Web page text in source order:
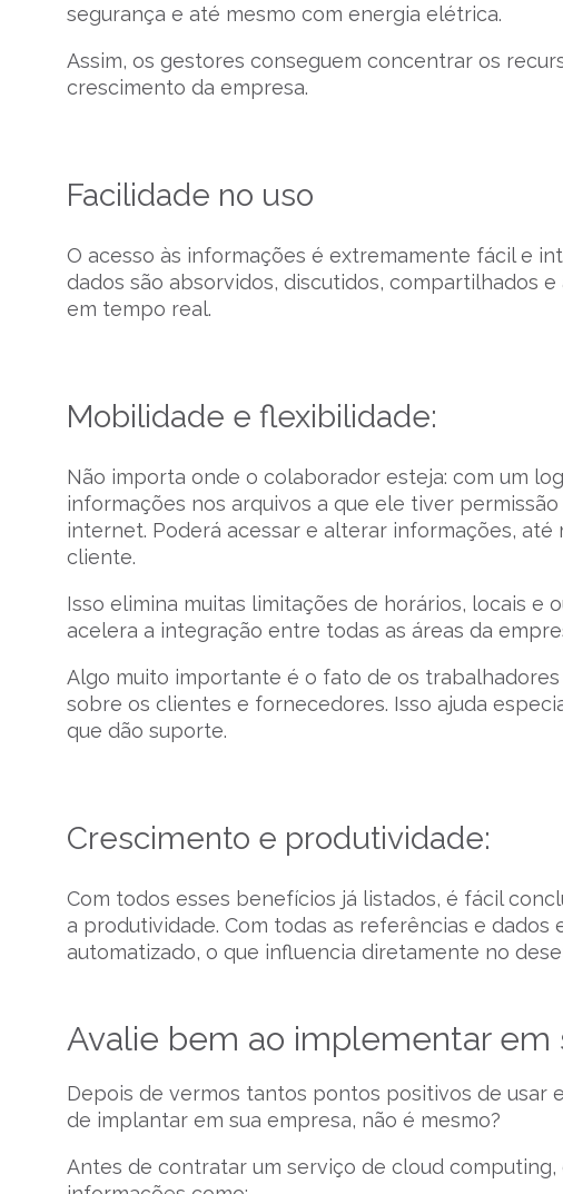
segurança e até mesmo com energia elétrica.
Assim, os gestores conseguem concentrar os
crescimento da empresa.
Facilidade no uso
O acesso às informações é extremamente fácil e
dados são absorvidos, discutidos, compartilhados
em tempo real.
Mobilidade e flexibilidade:
Não importa onde o colaborador esteja: com um
informações nos arquivos a que ele tiver
internet. Poderá acessar e alterar informações,
cliente.
Isso elimina muitas limitações de horários, locais e
acelera a integração entre todas as áreas da
Algo muito importante é o fato de os
sobre os clientes e fornecedores. Isso ajuda
que dão suporte.
Crescimento e produtividade:
Com todos esses benefícios já listados, é fácil
a produtividade. Com todas as referências e
automatizado, o que influencia diretamente no
Avalie bem ao implementar em
Depois de vermos tantos pontos positivos de usar
de implantar em sua empresa, não é mesmo?
Antes de contratar um serviço de cloud